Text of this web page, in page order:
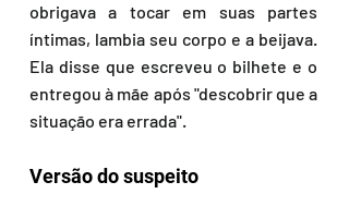
obrigava a tocar em suas partes
íntimas, lambia seu corpo e a beijava.
Ela disse que escreveu o bilhete e o
entregou à mãe após "descobrir que a
situação era errada".
Versão do suspeito